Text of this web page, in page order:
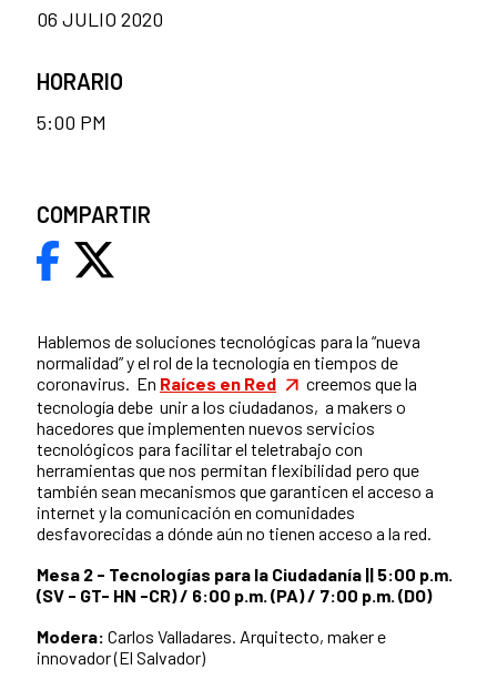
Hablemos de soluciones tecnológicas para la “nueva
normalidad” y el rol de la tecnología en tiempos de
coronavirus. En Raíces en Red
creemos que la
tecnología debe unir a los ciudadanos, a makers o
hacedores que implementen nuevos servicios
tecnológicos para facilitar el teletrabajo con
herramientas que nos permitan flexibilidad pero que
también sean mecanismos que garanticen el acceso a
internet y la comunicación en comunidades
desfavorecidas a dónde aún no tienen acceso a la red.
Mesa 2 - Tecnologías para la Ciudadanía || 5:00 p.m.
(SV - GT- HN -CR) / 6:00 p.m. (PA) / 7:00 p.m. (DO)
Modera: Carlos Valladares. Arquitecto, maker e
innovador (El Salvador)
06 JULIO 2020
HORARIO
5:00 PM
COMPARTIR